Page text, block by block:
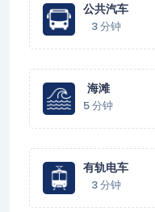
公共汽车
3 分钟
海滩
5 分钟
有轨电车
3 分钟